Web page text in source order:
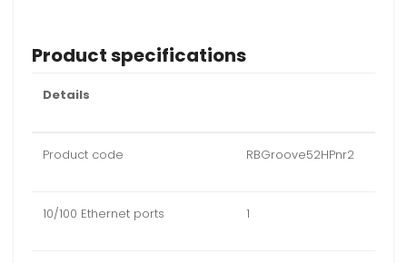
Product specifications
Details
Product code RBGroove52HPnr2
10/100 Ethernet ports 1